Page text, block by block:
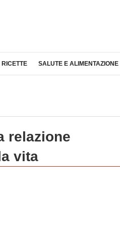
RICETTE SALUTE E ALIMENTAZIONE
relazione
vita